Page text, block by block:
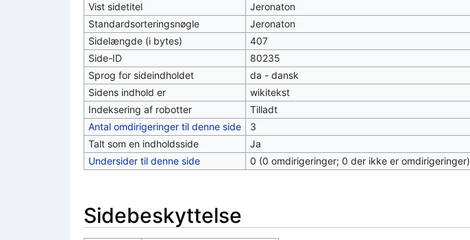
Vist sidetitel
Jeronaton
Standardsorteringsnøgle
Jeronaton
Sidelængde (i bytes)
407
Side-ID
80235
Sprog for sideindholdet
da - dansk
Sidens indhold er
wikitekst
Indeksering af robotter
Tilladt
Antal omdirigeringer til denne side
3
Talt som en indholdsside
Ja
Undersider til denne side
0 (0 omdirigeringer; 0 der ikke er omdirigeringer)
Sidebeskyttelse